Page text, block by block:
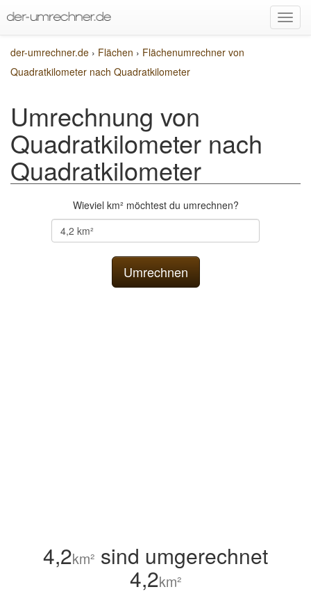
der-umrechner.de › Flächen › Flächenumrechner von
Quadratkilometer nach Quadratkilometer
Umrechnung von
Quadratkilometer nach
Quadratkilometer
Wieviel km² möchtest du umrechnen?
4,2km² sind umgerechnet
4,2km²